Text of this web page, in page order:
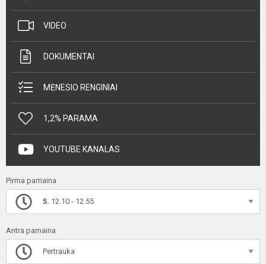
VIDEO
DOKUMENTAI
MĖNESIO RENGINIAI
1,2% PARAMA
YOUTUBE KANALAS
Pirma pamaina
5. 12.10 - 12.55
Antra pamaina
Pertrauka